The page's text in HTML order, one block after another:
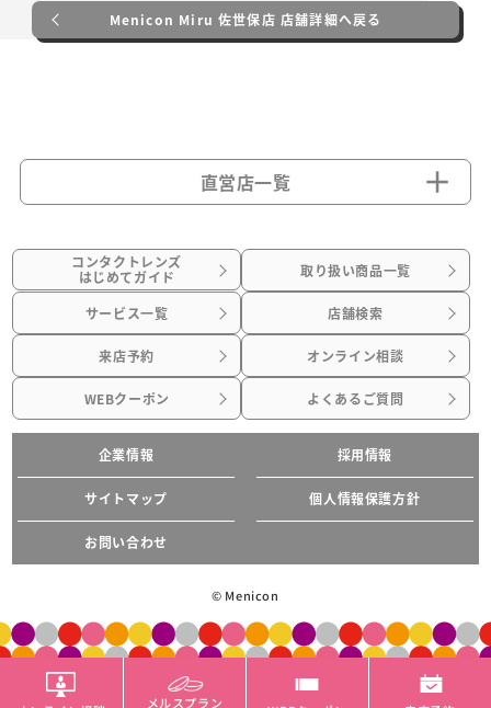
Menicon Miru 佐世保店 店舗詳細へ戻る
直営店一覧
コンタクトレンズ
はじめてガイド 取り扱い商品一覧
サービス一覧 店舗検索
来店予約 オンライン相談
WEBクーポン よくあるご質問
企業情報 採用情報
サイトマップ 個人情報保護方針
お問い合わせ
© Menicon
メルスプラン